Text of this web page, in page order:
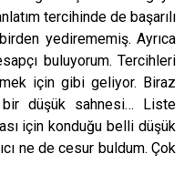
tercihinde de başarılı
yedirememiş. Ayrıca
buluyorum. Tercihleri
için gibi geliyor. Biraz
bir düşük sahnesi… Liste
için konduğu belli düşük
ne de cesur buldum. Çok